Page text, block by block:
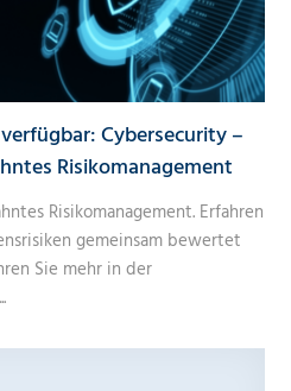
Cybersecurity –
Risikomanagement
Risikomanagement. Erfahren
gemeinsam bewertet
Sie mehr in der